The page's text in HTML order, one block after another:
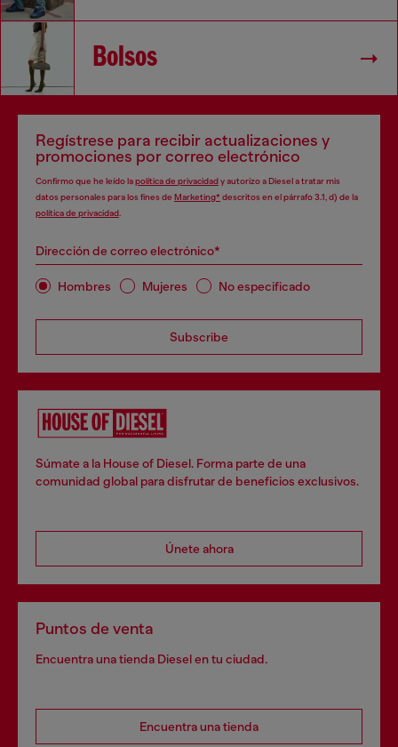
Bolsos
Regístrese para recibir actualizaciones y
promociones por correo electrónico
Confirmo que he leído lapolítica de privacidady autorizo a Diesel a tratar mis
datos personales para los fines de Marketing*descritos en el párrafo 3.1, d) de la
política de privacidad
Dirección de correo electrónico*
Hombres Mujeres No especificado
Subscribe
Súmate a la House of Diesel. Forma parte de una
comunidad global para disfrutar de beneficios exclusivos.
Únete ahora
Puntos de venta
Encuentra una tienda Diesel en tu ciudad.
Encuentra una tienda